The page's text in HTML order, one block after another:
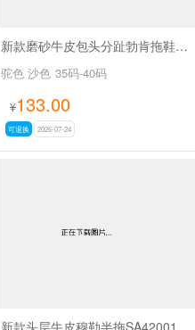
新款磨砂牛皮包头分趾勃肯拖鞋SA7130
驼色 沙色 35码-40码
¥133.00
可退换 2026-07-24
新款头层牛皮穆勒半拖SA42001